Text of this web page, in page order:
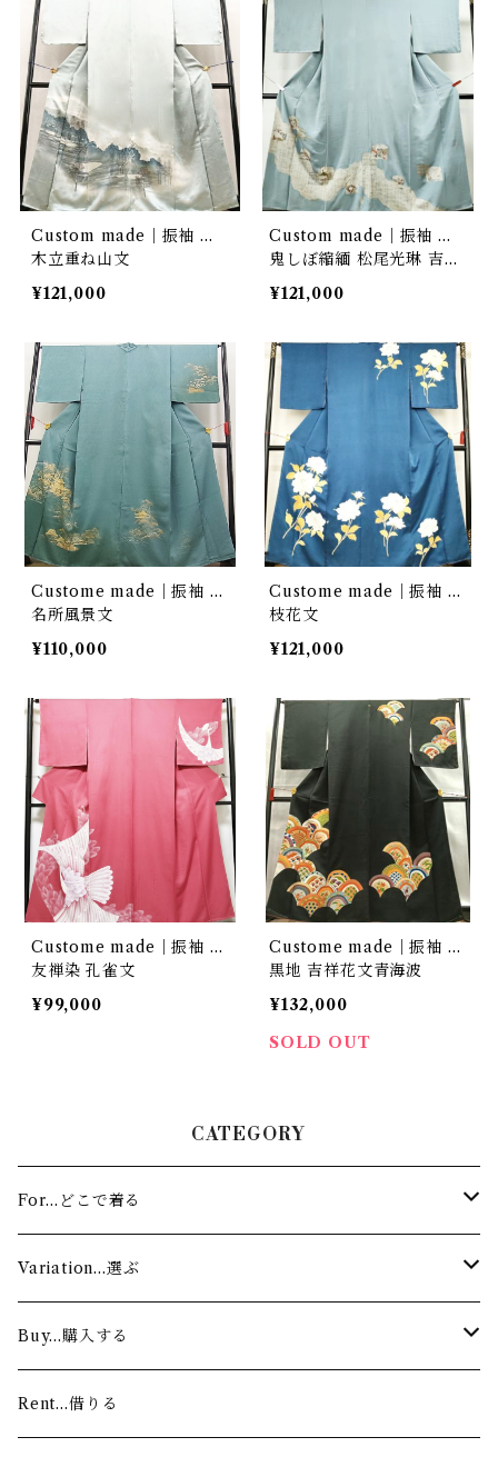
Custom made｜振袖 …
木立重ね山文
¥121,000
Custom made｜振袖 …
鬼しぼ縮緬 松尾光琳 吉祥
文
¥121,000
Custome made｜振袖 …
名所風景文
¥110,000
Custome made｜振袖 …
枝花文
¥121,000
Custome made｜振袖 …
友禅染 孔雀文
¥99,000
Custome made｜振袖 …
黒地 吉祥花文青海波
¥132,000
SOLD OUT
CATEGORY
For…どこで着る
Stage…舞台
Lesson…お稽古
Variation…選ぶ
Authentic…舞踊家（着物）
Modern…ダンサー（ワンショルダー）
Buy…購入する
Custom made…注文する
Rent…借りる